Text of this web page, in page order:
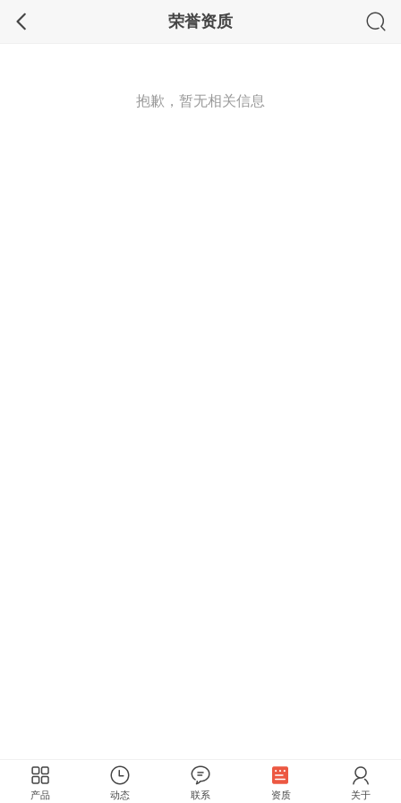
荣誉资质
抱歉，暂无相关信息
产品 动态 联系 资质 关于